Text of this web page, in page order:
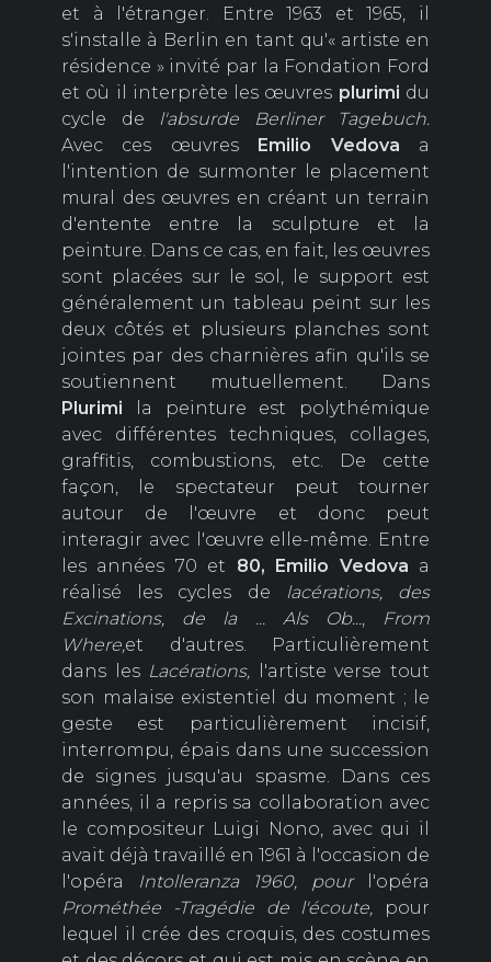
et à l'étranger. Entre 1963 et 1965, il
s'installe à Berlin en tant qu'« artiste en
résidence » invité par la Fondation Ford
et où il interprète les œuvres plurimi du
cycle de l'absurde Berliner Tagebuch.
Avec ces œuvres
Emilio Vedova a
l'intention de surmonter le placement
mural des œuvres en créant un terrain
d'entente entre la sculpture et la
peinture. Dans ce cas, en fait, les œuvres
sont placées sur le sol, le support est
généralement un tableau peint sur les
deux côtés et plusieurs planches sont
jointes par des charnières afin qu'ils se
soutiennent mutuellement. Dans
Plurimi la peinture est polythémique
avec différentes techniques, collages,
graffitis, combustions, etc. De cette
façon, le spectateur peut tourner
autour de l'œuvre et donc peut
interagir avec l'œuvre elle-même. Entre
les années 70 et 80, Emilio Vedova a
réalisé les cycles de lacérations,
des
Excinations,
de la ... Als Ob...,
From
Where,et d'autres. Particulièrement
dans les Lacérations,
l'artiste verse tout
son malaise existentiel du moment ; le
geste est particulièrement incisif,
interrompu, épais dans une succession
de signes jusqu'au spasme. Dans ces
années, il a repris sa collaboration avec
le compositeur Luigi Nono, avec qui il
avait déjà travaillé en 1961 à l'occasion de
l'opéra
Intolleranza 1960, pour
l'opéra
Prométhée -Tragédie de l'écoute, pour
lequel il crée des croquis, des costumes